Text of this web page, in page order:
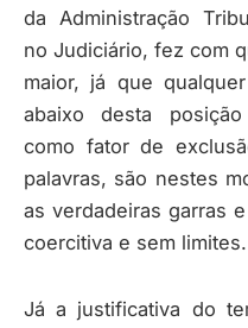
da Administração
no Judiciário, fez com
maior, já que
abaixo desta
como fator de
palavras, são nestes
as verdadeiras garras
coercitiva e sem limites.
Já a justificativa do